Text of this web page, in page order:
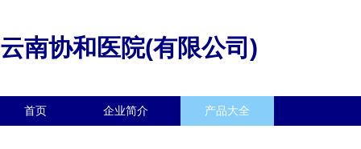
云南协和医院(有限公司)
首页 企业简介 产品大全